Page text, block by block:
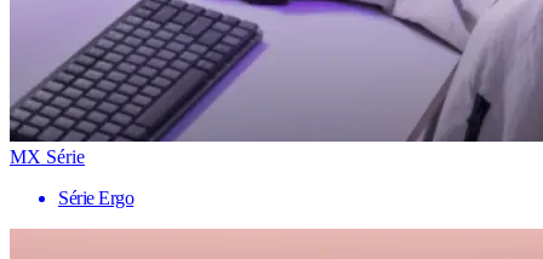
MX Série
Série Ergo